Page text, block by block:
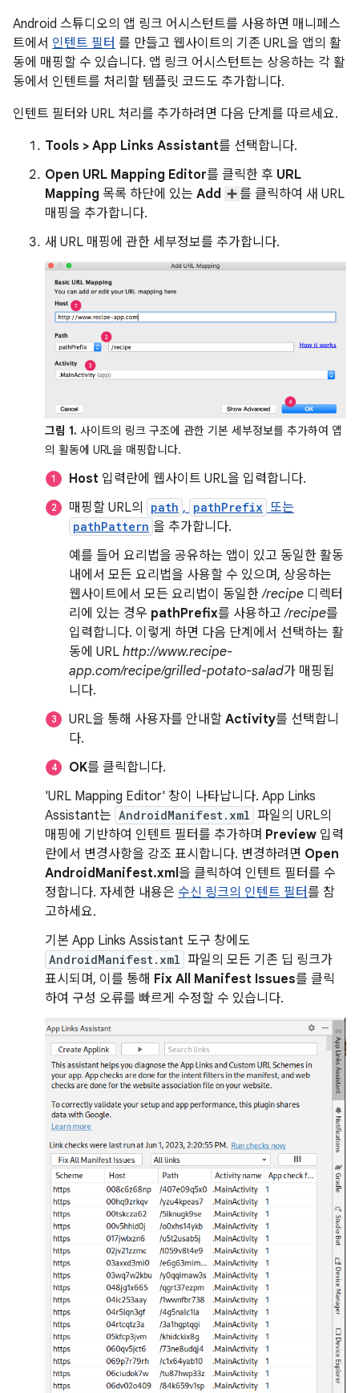
Android 스튜디오의 앱 링크 어시스턴트를 사용하면 매니페스
트에서 인텐트 필터 를 만들고 웹사이트의 기존 URL을 앱의 활
동에 매핑할 수 있습니다. 앱 링크 어시스턴트는 상응하는 각 활
동에서 인텐트를 처리할 템플릿 코드도 추가합니다.
인텐트 필터와 URL 처리를 추가하려면 다음 단계를 따르세요.
Tools > App Links Assistant를 선택합니다.
Open URL Mapping Editor를 클릭한 후 URL
Mapping 목록 하단에 있는 Add
를 클릭하여 새 URL
매핑을 추가합니다.
새 URL 매핑에 관한 세부정보를 추가합니다.
그림 1. 사이트의 링크 구조에 관한 기본 세부정보를 추가하여 앱
의 활동에 URL을 매핑합니다.
Host 입력란에 웹사이트 URL을 입력합니다.
매핑할 URL의
path , pathPrefix 또는
pathPattern 을 추가합니다.
예를 들어 요리법을 공유하는 앱이 있고 동일한 활동
내에서 모든 요리법을 사용할 수 있으며, 상응하는
웹사이트에서 모든 요리법이 동일한/recipe 디렉터
리에 있는 경우 pathPrefix를 사용하고/recipe를
입력합니다. 이렇게 하면 다음 단계에서 선택하는 활
동에 URL http://www.recipe-
app.com/recipe/grilled-potato-salad가 매핑됩
니다.
URL을 통해 사용자를 안내할 Activity를 선택합니
다.
OK를 클릭합니다.
'URL Mapping Editor' 창이 나타납니다. App Links
Assistant는 AndroidManifest.xml 파일의 URL의
매핑에 기반하여 인텐트 필터를 추가하며 Preview 입력
란에서 변경사항을 강조 표시합니다. 변경하려면 Open
AndroidManifest.xml을 클릭하여 인텐트 필터를 수
정합니다. 자세한 내용은 수신 링크의 인텐트 필터를 참
고하세요.
기본 App Links Assistant 도구 창에도
AndroidManifest.xml 파일의 모든 기존 딥 링크가
표시되며, 이를 통해 Fix All Manifest Issues를 클릭
하여 구성 오류를 빠르게 수정할 수 있습니다.